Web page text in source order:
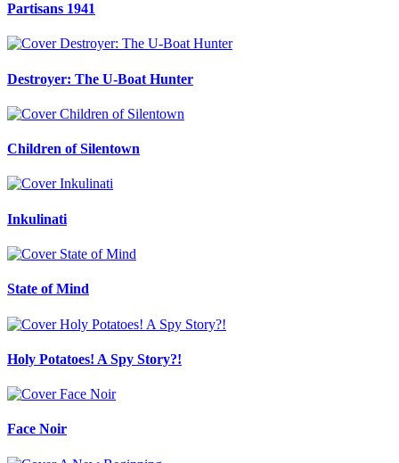
Partisans 1941
Destroyer: The U-Boat Hunter
Children of Silentown
Inkulinati
State of Mind
Holy Potatoes! A Spy Story?!
Face Noir